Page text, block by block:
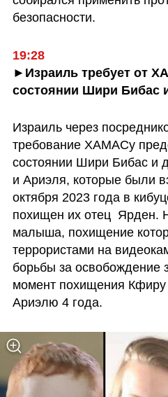
безопасности.
19:28
►Израиль требует от
состоянии Шири Бибас
Израиль через
требование ХАМАСу
состоянии Шири Бибас и
и Ариэля, которые были
октября 2023 года в
похищен их отец  Ярден.
малыша, похищение
террористами на
борьбы за освобождение
момент похищения
Ариэлю 4 года.